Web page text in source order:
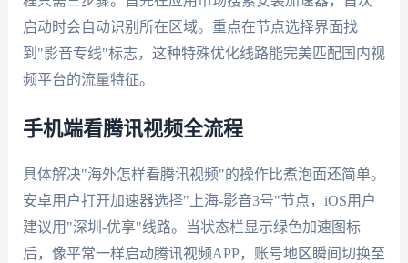
启动时会自动识别所在区域。重点在节点选择界面找
到"影音专线"标志，这种特殊优化线路能完美匹配国内视
频平台的流量特征。
手机端看腾讯视频全流程
具体解决"海外怎样看腾讯视频"的操作比煮泡面还简单。
安卓用户打开加速器选择"上海-影音3号"节点，iOS用户
建议用"深圳-优享"线路。当状态栏显示绿色加速图标
后，像平常一样启动腾讯视频APP，账号地区瞬间切换至